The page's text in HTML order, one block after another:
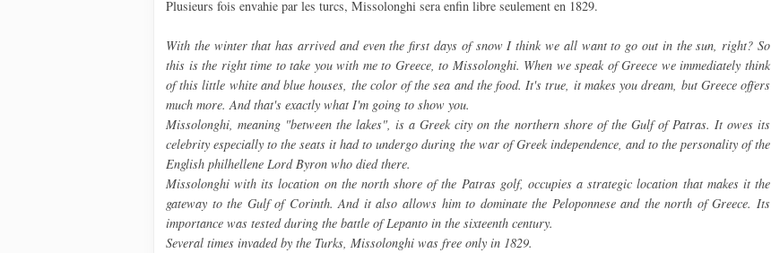
Plusieurs fois envahie par les turcs, Missolonghi sera enfin libre seulement en 1829.
With the winter that has arrived and even the first days of snow I think we all want to go out in the sun, right? So
this is the right time to take you with me to Greece, to Missolonghi. When we speak of Greece we immediately think
of this little white and blue houses, the color of the sea and the food. It's true, it makes you dream, but Greece offers
much more. And that's exactly what I'm going to show you.
Missolonghi, meaning "between the lakes", is a Greek city on the northern shore of the Gulf of Patras. It owes its
celebrity especially to the seats it had to undergo during the war of Greek independence, and to the personality of the
English philhellene Lord Byron who died there.
Missolonghi with its location on the north shore of the Patras golf, occupies a strategic location that makes it the
gateway to the Gulf of Corinth. And it also allows him to dominate the Peloponnese and the north of Greece. Its
importance was tested during the battle of Lepanto in the sixteenth century.
Several times invaded by the Turks, Missolonghi was free only in 1829.